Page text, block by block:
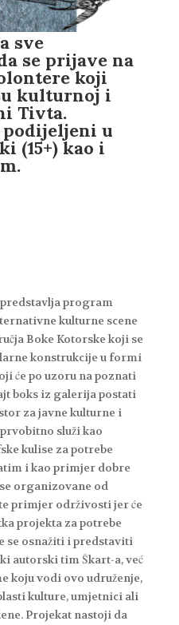
sve
se prijave na
koji
kulturnoj i
Tivta.
u
(15+) kao i
program
kulturne scene
Boke Kotorske koji se
konstrukcije u formi
će po uzoru na poznati
boks iz galerija postati
za javne kulturne i
služi kao
kulise za potrebe
i kao primjer dobre
organizovane od
primjer održivosti jer će
projekta za potrebe
se osnažiti i predstaviti
autorski tim Škart-a, već
koju vodi ovo udruženje,
kulture, umjetnici ali
Projekat nastoji da